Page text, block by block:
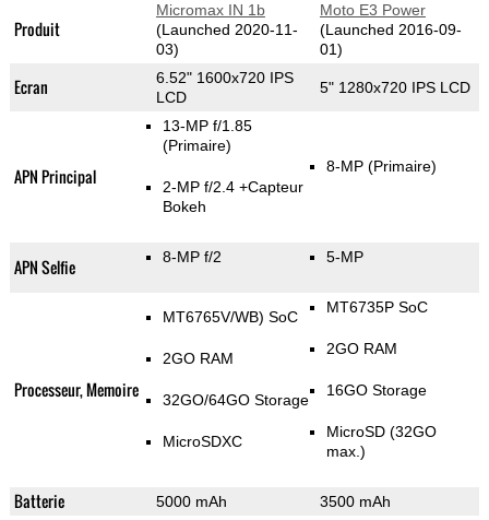
Produit
Micromax IN 1b
(Launched 2020-11-
03)
Moto E3 Power
(Launched 2016-09-
01)
Ecran
6.52" 1600x720 IPS
LCD
5" 1280x720 IPS LCD
APN Principal
13-MP f/1.85
(Primaire)
2-MP f/2.4 +Capteur
Bokeh
8-MP (Primaire)
APN Selfie 8-MP f/2 5-MP
Processeur, Memoire
MT6765V/WB) SoC
2GO RAM
32GO/64GO Storage
MicroSDXC
MT6735P SoC
2GO RAM
16GO Storage
MicroSD (32GO
max.)
Batterie 5000 mAh 3500 mAh